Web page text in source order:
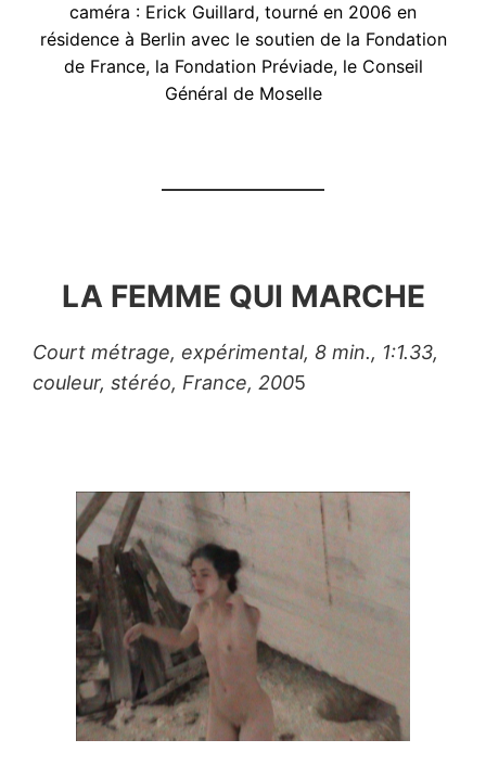
caméra : Erick Guillard, tourné en 2006 en
résidence à Berlin avec le soutien de la Fondation
de France, la Fondation Préviade, le Conseil
Général de Moselle
LA FEMME QUI MARCHE
Court métrage, expérimental, 8 min., 1:1.33,
couleur, stéréo, France, 2005